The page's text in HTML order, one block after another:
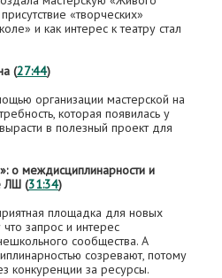
«творческих»
и как интерес к театру стал
(27:44)
организации мастерской на
которая появилась у
в полезный проект для
о междисциплинарности и
ЛШ (31:34)
площадка для новых
запрос и интерес
сообщества. А
созревают, потому
конкуренции за ресурсы.